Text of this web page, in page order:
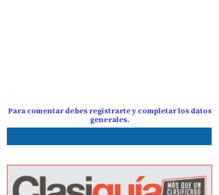
Para comentar debes registrarte y completar los datos
generales.